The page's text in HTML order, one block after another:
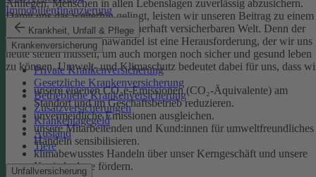
Immobilienfinanzierung
Krankheit, Unfall & Pflege
Krankenversicherung
Private Krankenversicherung
Gesetzliche Krankenversicherung
Betriebliche Krankenversicherung
Zusatzversicherungen
Krankentagegeld
Ausland
Tiere
Unfallversicherung
Anliegen, Menschen in allen Lebenslagen zuverlässig abzusichern.
Damit uns das weiterhin gelingt, leisten wir unseren Beitrag zu einem
gesunden Klima und einer dauerhaft versicherbaren Welt. Denn der
menschgemachte Klimawandel ist eine Herausforderung, der wir uns
heute stellen müssen, um auch morgen noch sicher und gesund leben
zu können.Umwelt- und Klimaschutz bedeutet dabei für uns, dass
unsere eigenen CO₂e-Emissionen (CO₂-Äquivalente) am
Standort und im Geschäftsbetrieb reduzieren.
unvermeidliche Emissionen ausgleichen.
unsere Mitarbeitenden und Kund:innen für umweltfreundliches
Handeln sensibilisieren.
klimabewusstes Handeln über unser Kerngeschäft und unsere
Kapitalanlage fördern.